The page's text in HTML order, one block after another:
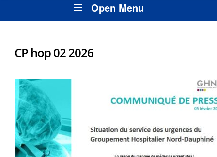
Open Menu
CP hop 02 2026